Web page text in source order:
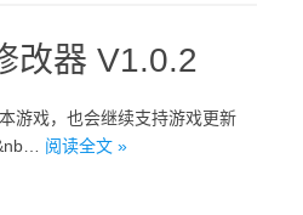
改器 V1.0.2
游戏，也会继续支持游戏更新
阅读全文 »